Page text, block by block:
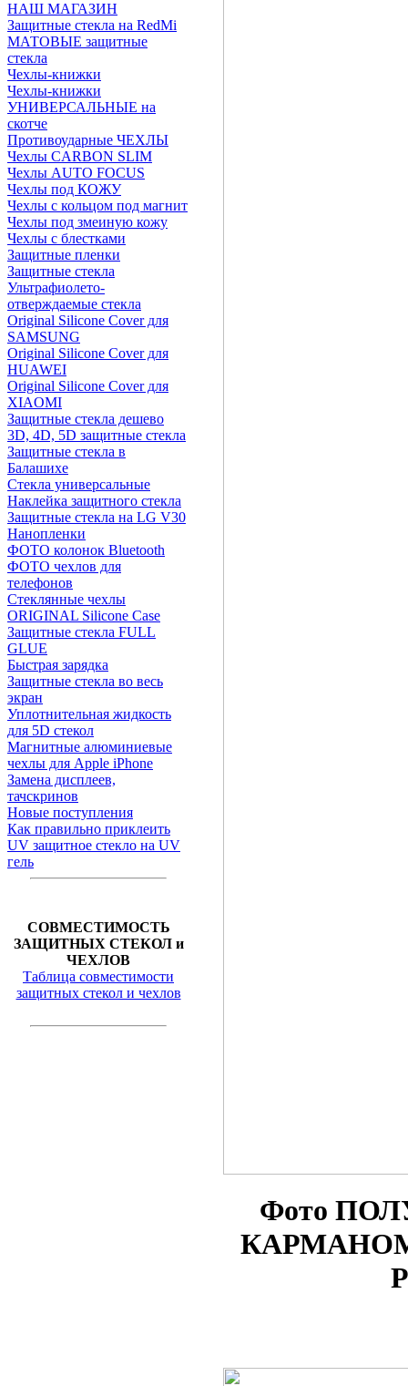
НАШ МАГАЗИН
Защитные стекла на RedMi
МАТОВЫЕ защитные
стекла
Чехлы-книжки
Чехлы-книжки
УНИВЕРСАЛЬНЫЕ на
скотче
Противоударные ЧЕХЛЫ
Чехлы CARBON SLIM
Чехлы AUTO FOCUS
Чехлы под КОЖУ
Чехлы с кольцом под магнит
Чехлы под змеиную кожу
Чехлы с блестками
Защитные пленки
Защитные стекла
Ультрафиолето-
отверждаемые стекла
Original Silicone Cover для
SAMSUNG
Original Silicone Cover для
HUAWEI
Original Silicone Cover для
XIAOMI
Защитные стекла дешево
3D, 4D, 5D защитные стекла
Защитные стекла в
Балашихе
Стекла универсальные
Наклейка защитного стекла
Защитные стекла на LG V30
Нанопленки
ФОТО колонок Bluetooth
ФOTO чехлов для
телефонов
Стеклянные чехлы
ORIGINAL Silicone Case
Защитные стекла FULL
GLUE
Быстрая зарядка
Защитные стекла во весь
экран
Уплотнительная жидкость
для 5D стекол
Магнитные алюминиевые
чехлы для Apple iPhone
Замена дисплеев,
тачскринов
Новые поступления
Как правильно приклеить
UV защитное стекло на UV
гель
СОВМЕСТИМОСТЬ
ЗАЩИТНЫХ СТЕКОЛ и
ЧЕХЛОВ
Таблица совместимости
защитных стекол и чехлов
Фото
КАРМАНОМ